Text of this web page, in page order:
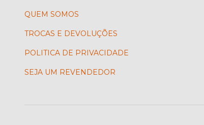
QUEM SOMOS
TROCAS E DEVOLUÇÕES
POLITICA DE PRIVACIDADE
SEJA UM REVENDEDOR